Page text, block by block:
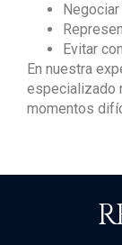
Evitar
En nuestra
especializado
momentos